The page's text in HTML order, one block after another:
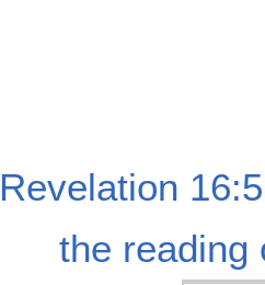
Revelation
the reading